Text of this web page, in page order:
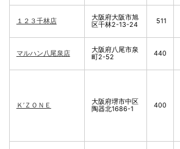
１２３千林店
大阪府大阪市旭
区千林2-13-24
511
マルハン八尾泉店
大阪府八尾市泉
町2-52
440
Ｋ’ＺＯＮＥ
大阪府堺市中区
陶器北1686-1
400